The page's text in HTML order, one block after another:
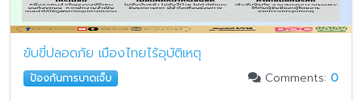
ขับขี่ปลอดภัย เมืองไทยไร้อุบัติเหตุ
ป้องกันการบาดเจ็บ Comments: 0